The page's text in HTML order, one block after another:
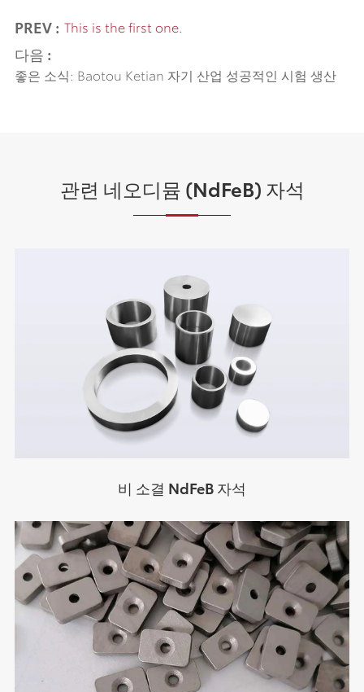
PREV : This is the first one.
다음 :
좋은 소식: Baotou Ketian 자기 산업 성공적인 시험 생산
관련 네오디뮴 (NdFeB) 자석
비 소결 NdFeB 자석